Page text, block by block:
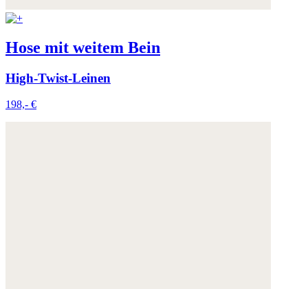
Hose mit weitem Bein
High-Twist-Leinen
198,- €